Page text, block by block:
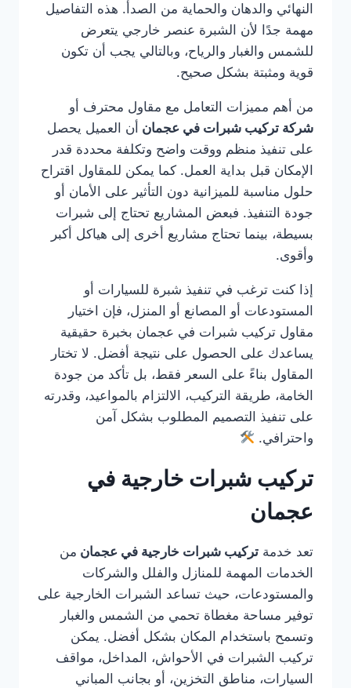
النهائي والدهان والحماية من الصدأ. هذه التفاصيل
مهمة جدًا لأن الشبرة عنصر خارجي يتعرض
للشمس والغبار والرياح، وبالتالي يجب أن تكون
قوية ومثبتة بشكل صحيح.
من أهم مميزات التعامل مع مقاول محترف أو
شركة تركيب شبرات في عجمان أن العميل يحصل
على تنفيذ منظم ووقت واضح وتكلفة محددة قدر
الإمكان قبل بداية العمل. كما يمكن للمقاول اقتراح
حلول مناسبة للميزانية دون التأثير على الأمان أو
جودة التنفيذ. فبعض المشاريع تحتاج إلى شبرات
بسيطة، بينما تحتاج مشاريع أخرى إلى هياكل أكبر
وأقوى.
إذا كنت ترغب في تنفيذ شبرة للسيارات أو
المستودعات أو المصانع أو المنزل، فإن اختيار
مقاول تركيب شبرات في عجمان بخبرة حقيقية
يساعدك على الحصول على نتيجة أفضل. لا تختار
المقاول بناءً على السعر فقط، بل تأكد من جودة
الخامة، طريقة التركيب، الالتزام بالمواعيد، وقدرته
على تنفيذ التصميم المطلوب بشكل آمن
واحترافي.
تركيب شبرات خارجية في
عجمان
تعد خدمة تركيب شبرات خارجية في عجمان من
الخدمات المهمة للمنازل والفلل والشركات
والمستودعات، حيث تساعد الشبرات الخارجية على
توفير مساحة مغطاة تحمي من الشمس والغبار
وتسمح باستخدام المكان بشكل أفضل. يمكن
تركيب الشبرات في الأحواش، المداخل، مواقف
السيارات، مناطق التخزين، أو بجانب المباني